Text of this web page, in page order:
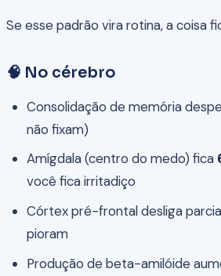
Se esse padrão vira rotina, a coisa
🧠 No cérebro
Consolidação de memória
não fixam)
Amígdala (centro do medo) fica
você fica irritadiço
Córtex pré-frontal desliga
pioram
Produção de beta-amilóide